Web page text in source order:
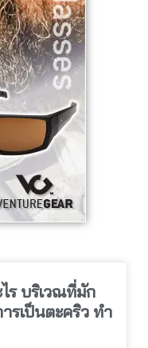
ร บริเวณที่มัก
รเป็นตะคริว ทำ